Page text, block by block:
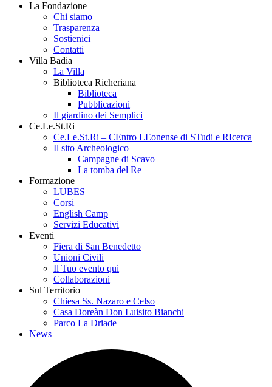
La Fondazione
Chi siamo
Trasparenza
Sostienici
Contatti
Villa Badia
La Villa
Biblioteca Richeriana
Biblioteca
Pubblicazioni
Il giardino dei Semplici
Ce.Le.St.Ri
Ce.Le.St.Ri – CEntro LEonense di STudi e RIcerca
Il sito Archeologico
Campagne di Scavo
La tomba del Re
Formazione
LUBES
Corsi
English Camp
Servizi Educativi
Eventi
Fiera di San Benedetto
Unioni Civili
Il Tuo evento qui
Collaborazioni
Sul Territorio
Chiesa Ss. Nazaro e Celso
Casa Doreàn Don Luisito Bianchi
Parco La Driade
News